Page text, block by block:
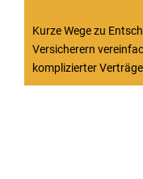
Kurze Wege zu
Versicherern
komplizierter